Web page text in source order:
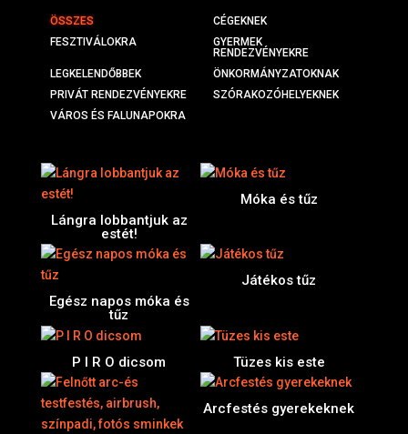
ÖSSZES
CÉGEKNEK
FESZTIVÁLOKRA
GYERMEK
RENDEZVÉNYEKRE
LEGKELENDŐBBEK
ÖNKORMÁNYZATOKNAK
PRIVÁT RENDEZVÉNYEKRE
SZÓRAKOZÓHELYEKNEK
VÁROS ÉS FALUNAPOKRA
Lángra lobbantjuk az
estét!
Móka és tűz
Egész napos móka és
tűz
Játékos tűz
P I R O dicsom Tüzes kis este
Arcfestés gyerekeknek